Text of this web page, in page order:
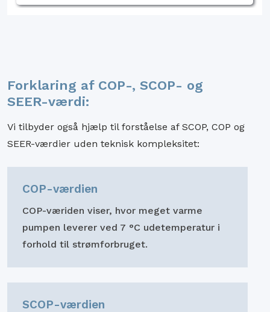
Forklaring af COP-, SCOP- og
SEER-værdi:
Vi tilbyder også hjælp til forståelse af SCOP, COP og
SEER-værdier uden teknisk kompleksitet:
COP-værdien
COP-væriden viser, hvor meget varme
pumpen leverer ved 7 °C udetemperatur i
forhold til strømforbruget.
SCOP-værdien